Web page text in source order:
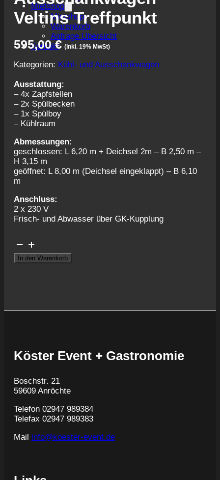
Mietshop
Mietshop
Warenkorb
Anfrage Übersicht
Kontakt
Veltins Treffpunkt
595,00€ (inkl. 19% MwSt)
Kategorien: Kühl- und Ausschankwagen
Ausstattung:
– 4x Zapfstellen
– 2x Spülbecken
– 1x Spülboy
– Kühlraum
Abmessungen:
geschlossen: L 6,20 m + Deichsel 2m – B 2,50 m –
H 3,15 m
geöffnet: L 8,00 m (Deichsel eingeklappt) – B 6,10
m
Anschluss:
2 x 230 V
Frisch- und Abwasser über GK-Kupplung
Ausschankwagen
Veltins
Treffpunkt
In den Warenkorb
Köster Event + Gastronomie
Boschstr. 21
59609 Anröchte
Telefon 02947 989384
Telefax 02947 989383
Mail info@koester-event.de